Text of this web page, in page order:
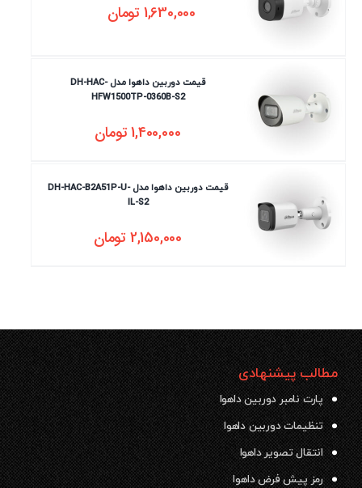
1,630,000تومان
قیمت دوربین داهوا مدل DH-HAC-
HFW1500TP-0360B-S2
1,400,000تومان
قیمت دوربین داهوا مدل DH-HAC-B2A51P-U-
IL-S2
2,150,000تومان
مطالب پیشنهادی
پارت نامبر دوربین داهوا
تنظیمات دوربین داهوا
انتقال تصویر داهوا
رمز پیش فرض داهوا